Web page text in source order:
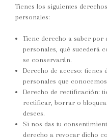
Tienes los siguientes
personales:
Tiene derecho a saber por
personales, qué sucederá
se conservarán.
Derecho de acceso: tienes
personales que
Derecho de rectificación:
rectificar, borrar o
desees.
Si nos das tu
derecho a revocar dicho